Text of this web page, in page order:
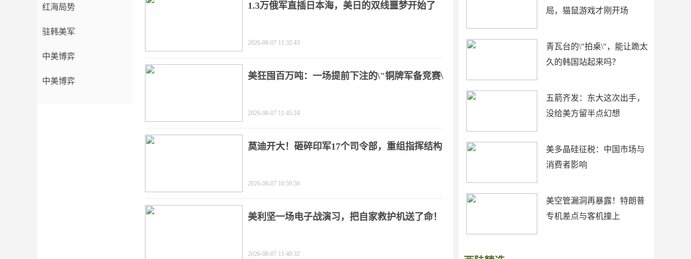
局，猫鼠游戏才刚开场
青瓦台的\"拍桌\"，能让跪太
久的韩国站起来吗？
五箭齐发：东大这次出手，
没给美方留半点幻想
美多晶硅征税：中国市场与
消费者影响
美空管漏洞再暴露！特朗普
专机差点与客机撞上
红海局势
驻韩美军
中美博弈
中美博弈
1.3万俄军直插日本海，美日的双线噩梦开始了
2026-08-07 11:32:43
美狂囤百万吨：一场提前下注的\"铜牌军备竞赛\"
2026-08-07 11:45:24
莫迪开大！砸碎印军17个司令部，重组指挥结构
2026-08-07 10:59:58
美利坚一场电子战演习，把自家救护机送了命！
2026-08-07 11:40:32